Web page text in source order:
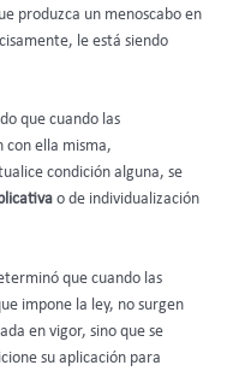
produzca un menoscabo en
le está siendo
que cuando las
con ella misma,
condición alguna, se
o de individualización
que cuando las
impone la ley, no surgen
en vigor, sino que se
su aplicación para